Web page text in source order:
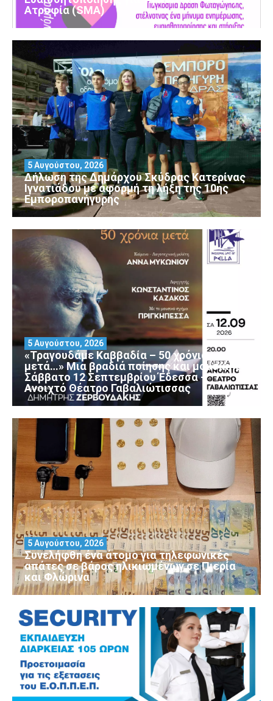
Ατροφία (SMA)
Δήλωση της Δημάρχου Σκύδρας Κατερίνας
Ιγνατιάδου με αφορμή τη λήξη της 10ης
Εμποροπανήγυρης
5 Αυγούστου, 2026
«Τραγουδάμε Καββαδία – 50 χρόνια
μετά…» Μια βραδιά ποίησης και μουσικής
Σάββατο 12 Σεπτεμβρίου Έδεσσα –
Ανοιχτό Θέατρο Γαβαλιώτισσας
5 Αυγούστου, 2026
Συνελήφθη ένα άτομο για τηλεφωνικές
απάτες σε βάρος ηλικιωμένων σε Πιερία
και Φλώρινα
5 Αυγούστου, 2026